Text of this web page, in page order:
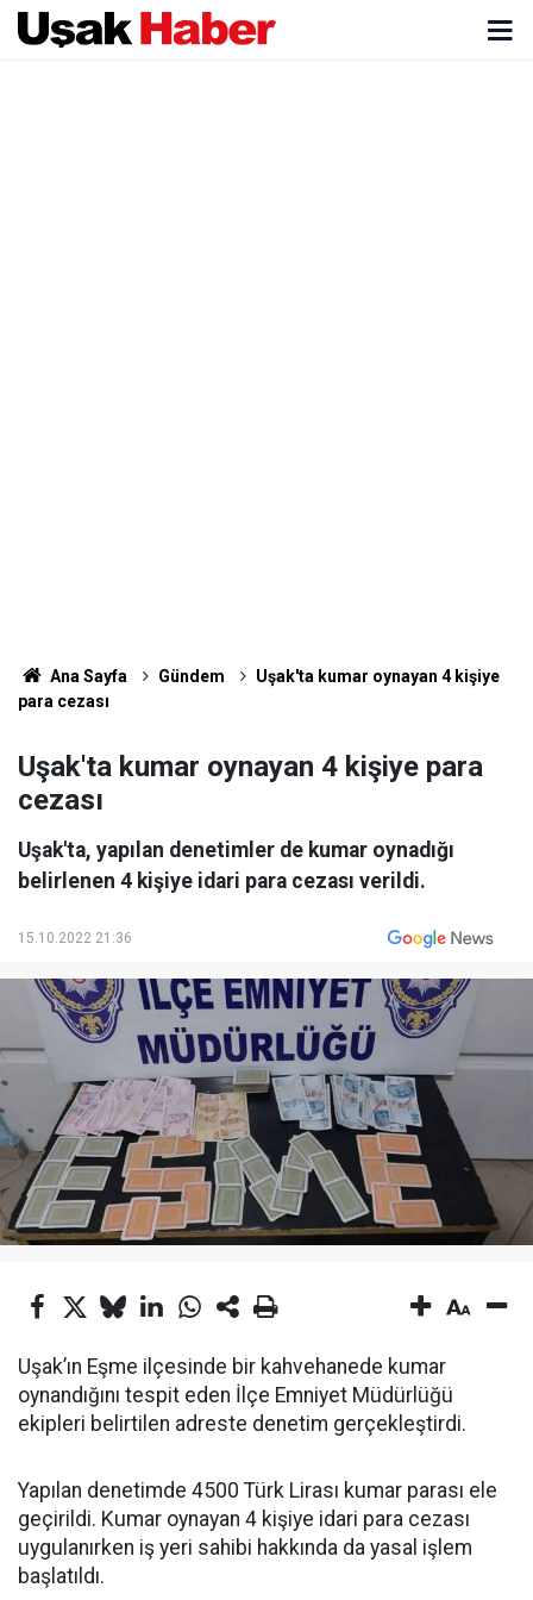
Ana Sayfa Gündem
Uşak'ta kumar oynayan 4 kişiye
para cezası
Uşak'ta kumar oynayan 4 kişiye para
cezası
Uşak'ta, yapılan denetimler de kumar oynadığı
belirlenen 4 kişiye idari para cezası verildi.
15.10.2022 21:36
Uşak’ın Eşme ilçesinde bir kahvehanede kumar
oynandığını tespit eden İlçe Emniyet Müdürlüğü
ekipleri belirtilen adreste denetim gerçekleştirdi.
Yapılan denetimde 4500 Türk Lirası kumar parası ele
geçirildi. Kumar oynayan 4 kişiye idari para cezası
uygulanırken iş yeri sahibi hakkında da yasal işlem
başlatıldı.